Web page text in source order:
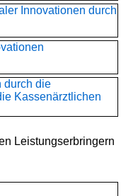
Innovationen durch
durch die
Kassenärztlichen
Leistungserbringern